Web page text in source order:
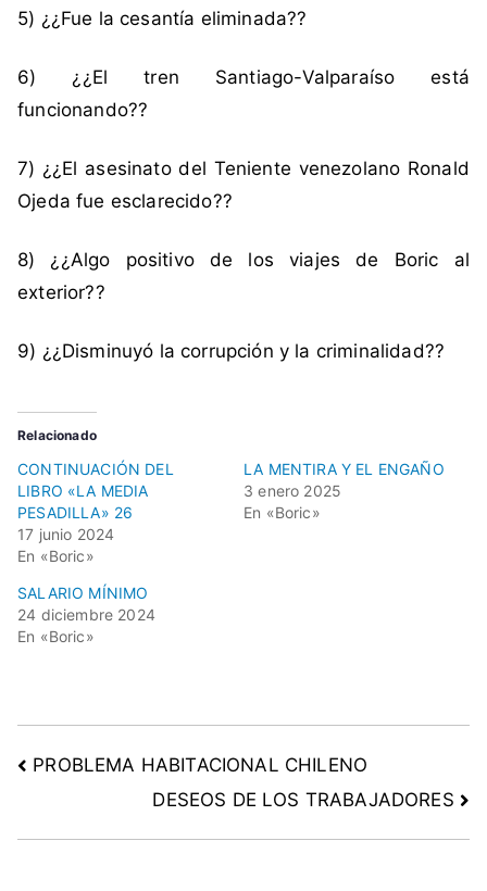
l
s
a
d
s
a
,
t
r
a
b
a
o
5) ¿¿Fue la cesantía eliminada??
6) ¿¿El tren Santiago-Valparaíso está
funcionando??
7) ¿¿El asesinato del Teniente venezolano Ronald
Ojeda fue esclarecido??
8) ¿¿Algo positivo de los viajes de Boric al
exterior??
9) ¿¿Disminuyó la corrupción y la criminalidad??
Relacionado
CONTINUACIÓN DEL
LIBRO «LA MEDIA
PESADILLA» 26
17 junio 2024
En «Boric»
LA MENTIRA Y EL ENGAÑO
3 enero 2025
En «Boric»
SALARIO MÍNIMO
24 diciembre 2024
En «Boric»
PROBLEMA HABITACIONAL CHILENO
DESEOS DE LOS TRABAJADORES